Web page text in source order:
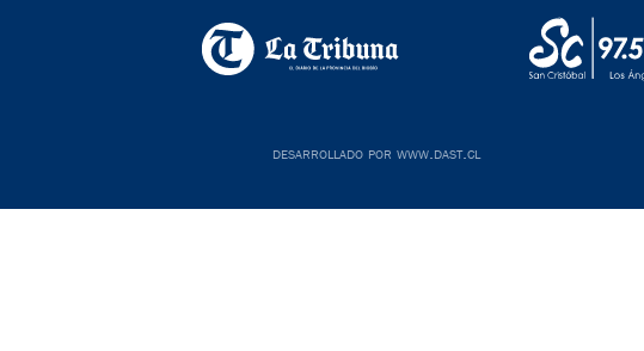
desarrollado por www.dast.cl